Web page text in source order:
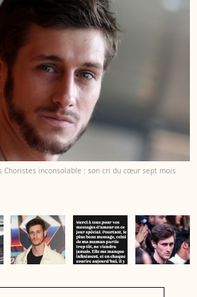
Choristes inconsolable : son cri du cœur sept mois